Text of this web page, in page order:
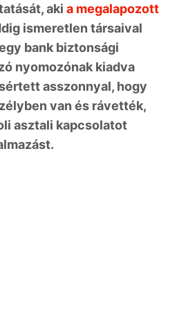
aki a megalapozott
ismeretlen társaival
bank biztonsági
nyomozónak kiadva
asszonnyal, hogy
van és rávették,
asztali kapcsolatot